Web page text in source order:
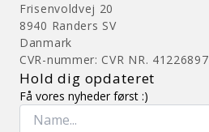
Frisenvoldvej 20
8940 Randers SV
Danmark
CVR-nummer: CVR NR. 41226897
Hold dig opdateret
Få vores nyheder først :)